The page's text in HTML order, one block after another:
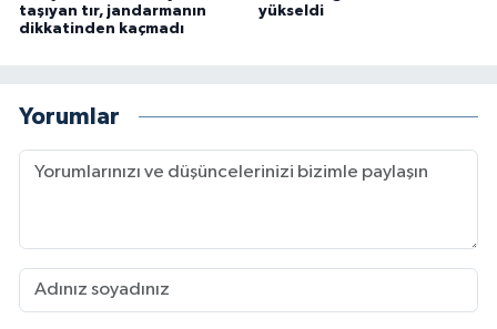
taşıyan tır, jandarmanın
dikkatinden kaçmadı
yükseldi
Yorumlar